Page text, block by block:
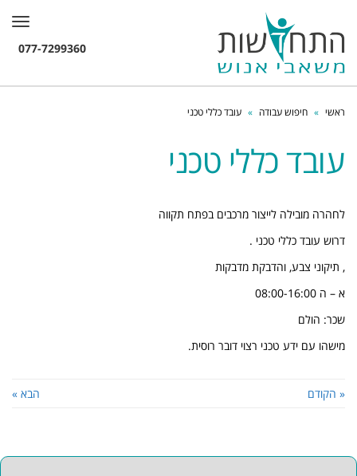
ראשי » חיפוש עבודה » עובד כללי טכני
עובד כללי טכני
לחהרה מובילה לייצור מרכבים בפתח תקווה
דרוש עובד כללי טכני .
, תיקוני צבע, והדבקת מדבקות
א – ה 08:00-16:00
שכר: הולם
מישהו עם ידע טכני רצוי דובר רוסית.
« הקודם הבא »